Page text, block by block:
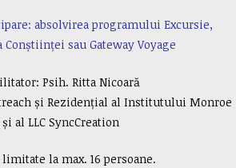
absolvirea programului Excursie,
Conștiinței sau Gateway Voyage
Psih. Ritta Nicoară
și Rezidențial al Institutului Monroe
și al LLC SyncCreation
la max. 16 persoane.